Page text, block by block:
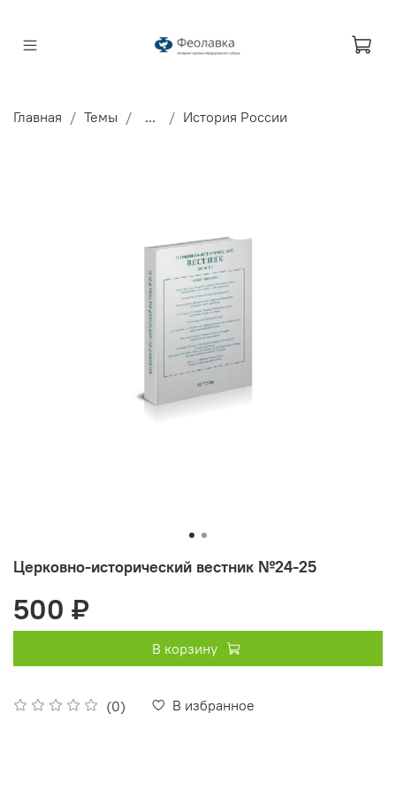
Главная Темы ... История России
Церковно-исторический вестник №24-25
(0) В избранное
500 ₽
В корзину